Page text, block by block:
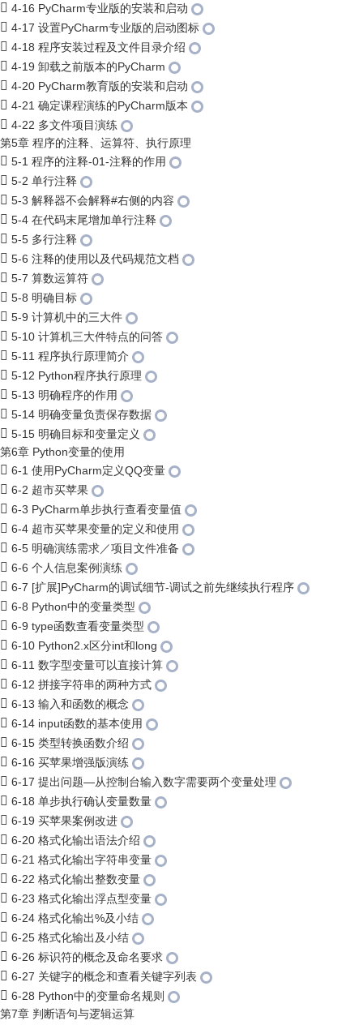
4-16 PyCharm专业版的安装和启动
4-17 设置PyCharm专业版的启动图标
4-18 程序安装过程及文件目录介绍
4-19 卸载之前版本的PyCharm
4-20 PyCharm教育版的安装和启动
4-21 确定课程演练的PyCharm版本
4-22 多文件项目演练
第5章 程序的注释、运算符、执行原理
5-1 程序的注释-01-注释的作用
5-2 单行注释
5-3 解释器不会解释#右侧的内容
5-4 在代码末尾增加单行注释
5-5 多行注释
5-6 注释的使用以及代码规范文档
5-7 算数运算符
5-8 明确目标
5-9 计算机中的三大件
5-10 计算机三大件特点的问答
5-11 程序执行原理简介
5-12 Python程序执行原理
5-13 明确程序的作用
5-14 明确变量负责保存数据
5-15 明确目标和变量定义
第6章 Python变量的使用
6-1 使用PyCharm定义QQ变量
6-2 超市买苹果
6-3 PyCharm单步执行查看变量值
6-4 超市买苹果变量的定义和使用
6-5 明确演练需求／项目文件准备
6-6 个人信息案例演练
6-7 [扩展]PyCharm的调试细节-调试之前先继续执行程序
6-8 Python中的变量类型
6-9 type函数查看变量类型
6-10 Python2.x区分int和long
6-11 数字型变量可以直接计算
6-12 拼接字符串的两种方式
6-13 输入和函数的概念
6-14 input函数的基本使用
6-15 类型转换函数介绍
6-16 买苹果增强版演练
6-17 提出问题—从控制台输入数字需要两个变量处理
6-18 单步执行确认变量数量
6-19 买苹果案例改进
6-20 格式化输出语法介绍
6-21 格式化输出字符串变量
6-22 格式化输出整数变量
6-23 格式化输出浮点型变量
6-24 格式化输出%及小结
6-25 格式化输出及小结
6-26 标识符的概念及命名要求
6-27 关键字的概念和查看关键字列表
6-28 Python中的变量命名规则
第7章 判断语句与逻辑运算